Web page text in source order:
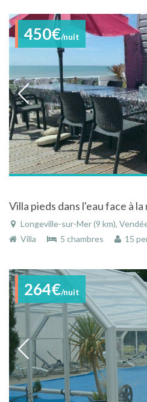
450€/nuit
Longeville-sur-Mer (9 km),
Villa
5 chambres 15
264€/nuit